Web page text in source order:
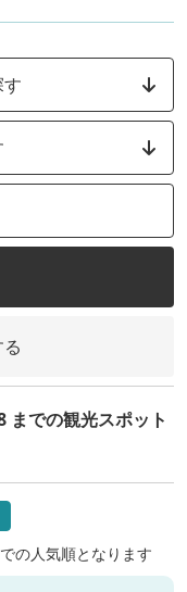
までの観光スポット
の人気順となります